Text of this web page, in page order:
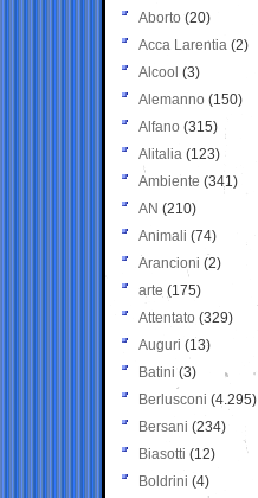
Aborto (20)
Acca Larentia (2)
Alcool (3)
Alemanno (150)
Alfano (315)
Alitalia (123)
Ambiente (341)
AN (210)
Animali (74)
Arancioni (2)
arte (175)
Attentato (329)
Auguri (13)
Batini (3)
Berlusconi (4.295)
Bersani (234)
Biasotti (12)
Boldrini (4)